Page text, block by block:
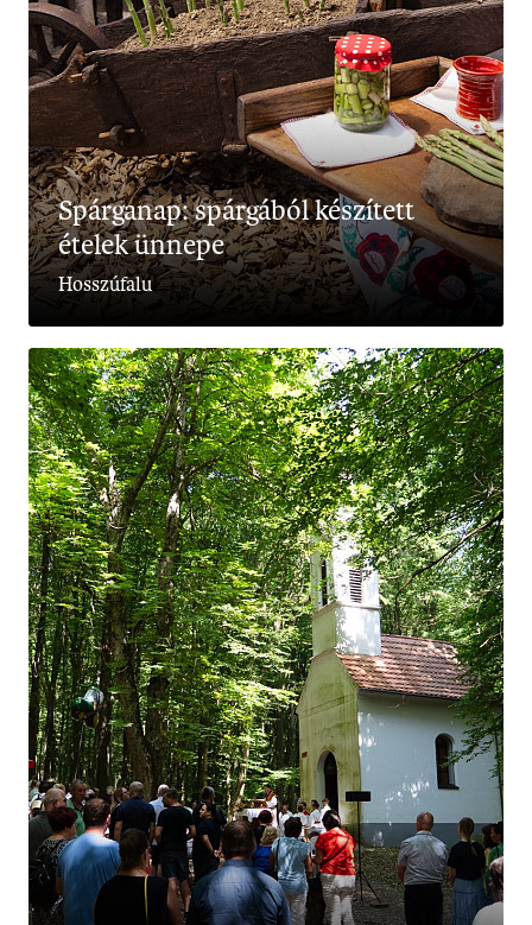
Spárganap: spárgából készített
ételek ünnepe
Hosszúfalu